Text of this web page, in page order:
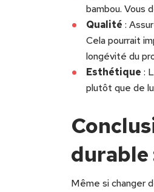
bambou. Vous
Qualité :
Cela pourrait
longévité du
Esthétique :
plutôt que de
durable
Même si changer